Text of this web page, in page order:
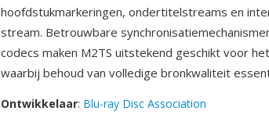
hoofdstukmarkeringen, ondertitelstreams en
stream. Betrouwbare
codecs maken M2TS uitstekend geschikt voor
waarbij behoud van volledige bronkwaliteit
Ontwikkelaar: Blu-ray Disc Association